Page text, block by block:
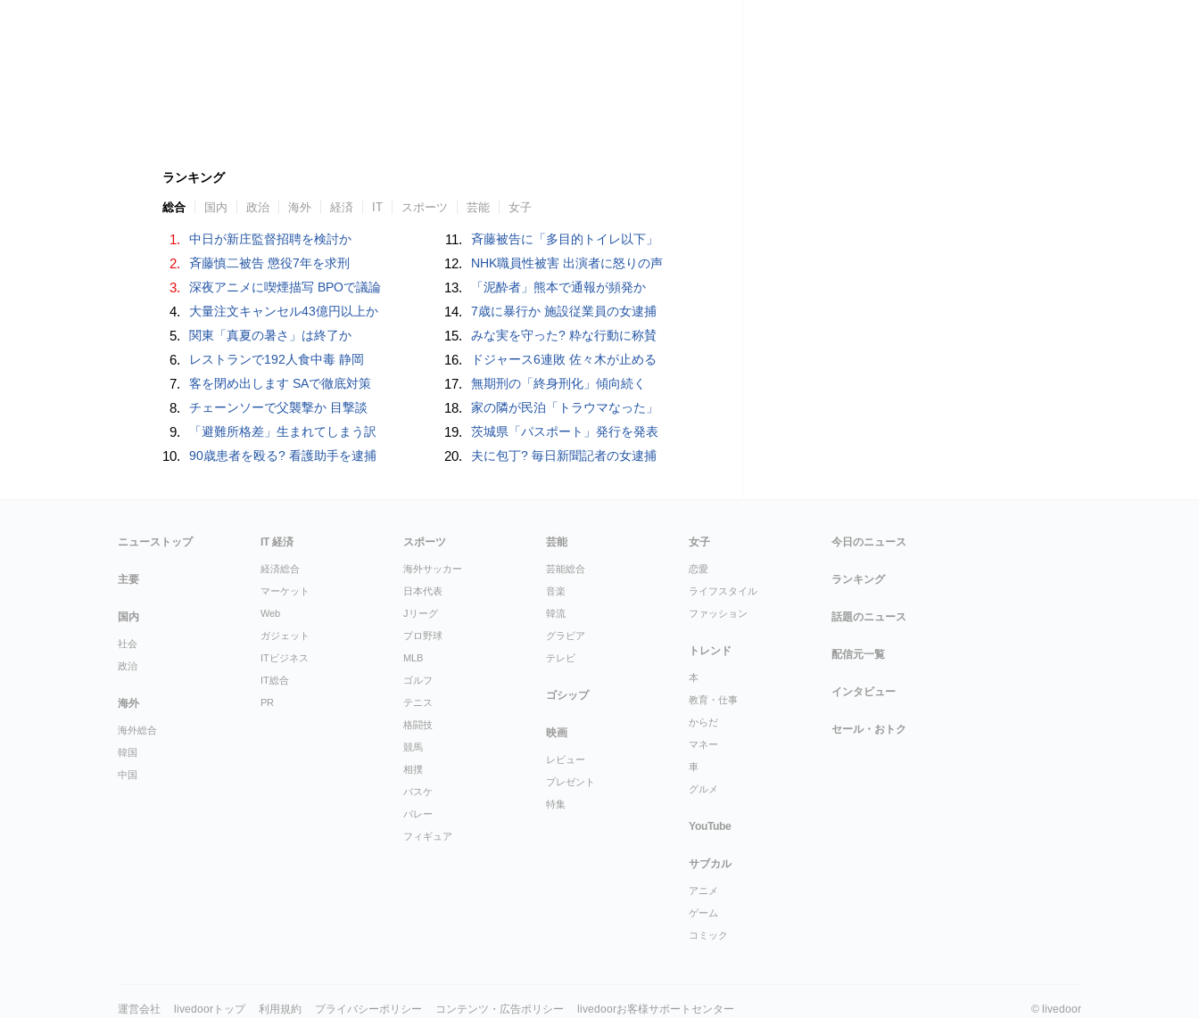
ランキング
総合 国内 政治 海外 経済 IT スポーツ 芸能 女子
1. 中日が新庄監督招聘を検討か
2. 斉藤慎二被告 懲役7年を求刑
3. 深夜アニメに喫煙描写 BPOで議論
4. 大量注文キャンセル43億円以上か
5. 関東「真夏の暑さ」は終了か
6. レストランで192人食中毒 静岡
7. 客を閉め出します SAで徹底対策
8. チェーンソーで父襲撃か 目撃談
9. 「避難所格差」生まれてしまう訳
10. 90歳患者を殴る? 看護助手を逮捕
11. 斉藤被告に「多目的トイレ以下」
12. NHK職員性被害 出演者に怒りの声
13. 「泥酔者」熊本で通報が頻発か
14. 7歳に暴行か 施設従業員の女逮捕
15. みな実を守った? 粋な行動に称賛
16. ドジャース6連敗 佐々木が止める
17. 無期刑の「終身刑化」傾向続く
18. 家の隣が民泊「トラウマなった」
19. 茨城県「パスポート」発行を発表
20. 夫に包丁? 毎日新聞記者の女逮捕
ニューストップ
主要
国内
社会
政治
海外
海外総合
韓国
中国
IT 経済
経済総合
マーケット
Web
ガジェット
ITビジネス
IT総合
PR
スポーツ
海外サッカー
日本代表
Jリーグ
プロ野球
MLB
ゴルフ
テニス
格闘技
競馬
相撲
バスケ
バレー
フィギュア
芸能
芸能総合
音楽
韓流
グラビア
テレビ
ゴシップ
映画
レビュー
プレゼント
特集
女子
恋愛
ライフスタイル
ファッション
トレンド
本
教育・仕事
からだ
マネー
車
グルメ
YouTube
サブカル
アニメ
ゲーム
コミック
今日のニュース
ランキング
話題のニュース
配信元一覧
インタビュー
セール・おトク
運営会社 livedoorトップ 利用規約 プライバシーポリシー コンテンツ・広告ポリシー livedoorお客様サポートセンター © livedoor